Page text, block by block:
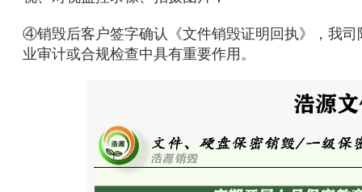
④销毁后客户签字确认《文件销毁证明回执》，我
业审计或合规检查中具有重要作用。